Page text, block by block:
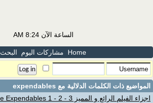
الساعة الآن8:24 AM
Home مشاركات اليوم البحث
المواضيع ذات الكلمات الدلالية مع expendables
اجزاء الفيلم الرائع و المميز The Expendables 1 - 2 - 3